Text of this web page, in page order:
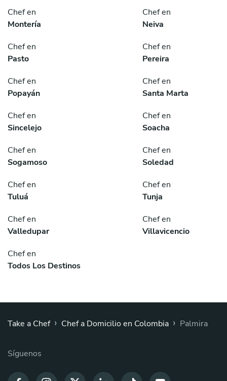
Chef en
Montería
Chef en
Neiva
Chef en
Pasto
Chef en
Pereira
Chef en
Popayán
Chef en
Santa Marta
Chef en
Sincelejo
Chef en
Soacha
Chef en
Sogamoso
Chef en
Soledad
Chef en
Tuluá
Chef en
Tunja
Chef en
Valledupar
Chef en
Villavicencio
Chef en
Todos Los Destinos
Take a Chef › Chef a Domicilio en Colombia › Palmira
Síguenos